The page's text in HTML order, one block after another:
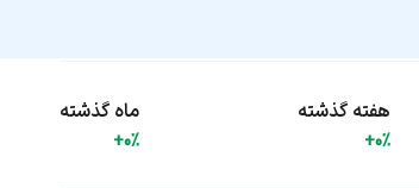
هفته گذشته
+0%
ماه گذشته
+0%